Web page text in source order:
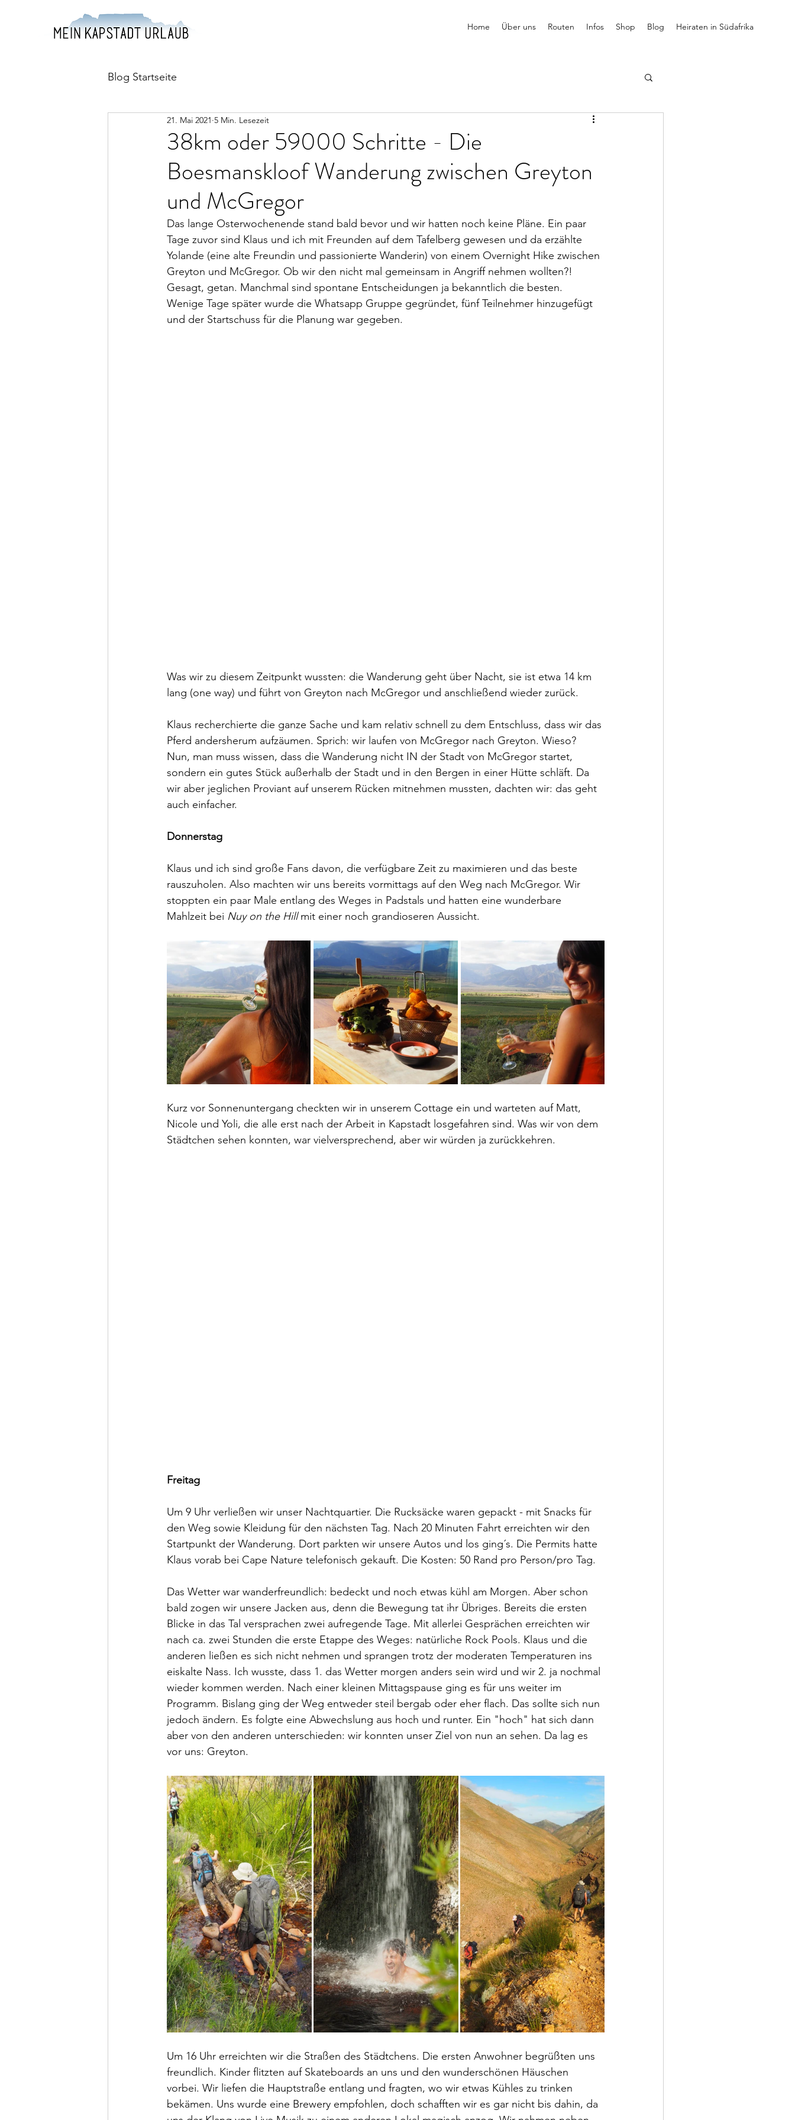
Home Über uns Routen Infos Shop Blog Heiraten in Südafrika
Blog Startseite
38km oder 59000 Schritte - Die
Boesmanskloof Wanderung zwischen Greyton
und McGregor
21. Mai 2021 5 Min. Lesezeit
Das lange Osterwochenende stand bald bevor und wir hatten noch keine Pläne. Ein paar
Tage zuvor sind Klaus und ich mit Freunden auf dem Tafelberg gewesen und da erzählte
Yolande (eine alte Freundin und passionierte Wanderin) von einem Overnight Hike zwischen
Greyton und McGregor. Ob wir den nicht mal gemeinsam in Angriff nehmen wollten?!
Gesagt, getan. Manchmal sind spontane Entscheidungen ja bekanntlich die besten.
Wenige Tage später wurde die Whatsapp Gruppe gegründet, fünf Teilnehmer hinzugefügt
und der Startschuss für die Planung war gegeben.
Was wir zu diesem Zeitpunkt wussten: die Wanderung geht über Nacht, sie ist etwa 14 km
lang (one way) und führt von Greyton nach McGregor und anschließend wieder zurück.
Klaus recherchierte die ganze Sache und kam relativ schnell zu dem Entschluss, dass wir das
Pferd andersherum aufzäumen. Sprich: wir laufen von McGregor nach Greyton. Wieso?
Nun, man muss wissen, dass die Wanderung nicht IN der Stadt von McGregor startet,
sondern ein gutes Stück außerhalb der Stadt und in den Bergen in einer Hütte schläft. Da
wir aber jeglichen Proviant auf unserem Rücken mitnehmen mussten, dachten wir: das geht
auch einfacher.
Donnerstag
Klaus und ich sind große Fans davon, die verfügbare Zeit zu maximieren und das beste
rauszuholen. Also machten wir uns bereits vormittags auf den Weg nach McGregor. Wir
stoppten ein paar Male entlang des Weges in Padstals und hatten eine wunderbare
Mahlzeit bei Nuy on the Hill mit einer noch grandioseren Aussicht.
Kurz vor Sonnenuntergang checkten wir in unserem Cottage ein und warteten auf Matt,
Nicole und Yoli, die alle erst nach der Arbeit in Kapstadt losgefahren sind. Was wir von dem
Städtchen sehen konnten, war vielversprechend, aber wir würden ja zurückkehren.
Freitag
Um 9 Uhr verließen wir unser Nachtquartier. Die Rucksäcke waren gepackt - mit Snacks für
den Weg sowie Kleidung für den nächsten Tag. Nach 20 Minuten Fahrt erreichten wir den
Startpunkt der Wanderung. Dort parkten wir unsere Autos und los ging´s. Die Permits hatte
Klaus vorab bei Cape Nature telefonisch gekauft. Die Kosten: 50 Rand pro Person/pro Tag.
Das Wetter war wanderfreundlich: bedeckt und noch etwas kühl am Morgen. Aber schon
bald zogen wir unsere Jacken aus, denn die Bewegung tat ihr Übriges. Bereits die ersten
Blicke in das Tal versprachen zwei aufregende Tage. Mit allerlei Gesprächen erreichten wir
nach ca. zwei Stunden die erste Etappe des Weges: natürliche Rock Pools. Klaus und die
anderen ließen es sich nicht nehmen und sprangen trotz der moderaten Temperaturen ins
eiskalte Nass. Ich wusste, dass 1. das Wetter morgen anders sein wird und wir 2. ja nochmal
wieder kommen werden. Nach einer kleinen Mittagspause ging es für uns weiter im
Programm. Bislang ging der Weg entweder steil bergab oder eher flach. Das sollte sich nun
jedoch ändern. Es folgte eine Abwechslung aus hoch und runter. Ein "hoch" hat sich dann
aber von den anderen unterschieden: wir konnten unser Ziel von nun an sehen. Da lag es
vor uns: Greyton.
Um 16 Uhr erreichten wir die Straßen des Städtchens. Die ersten Anwohner begrüßten uns
freundlich. Kinder flitzten auf Skateboards an uns und den wunderschönen Häuschen
vorbei. Wir liefen die Hauptstraße entlang und fragten, wo wir etwas Kühles zu trinken
bekämen. Uns wurde eine Brewery empfohlen, doch schafften wir es gar nicht bis dahin, da